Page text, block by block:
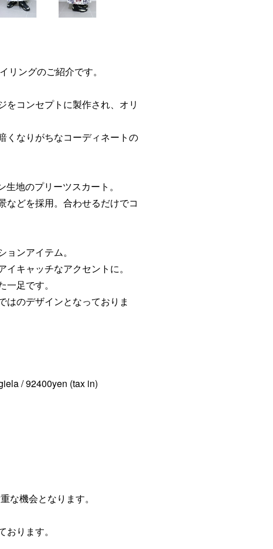
リングのご紹介です。
をコンセプトに製作され、オリ
くなりがちなコーディネートの
地のプリーツスカート。
などを採用。合わせるだけでコ
ンアイテム。
キャッチなアクセントに。
足です。
はのデザインとなっておりま
/ 92400yen (tax in)
な機会となります。
ります。